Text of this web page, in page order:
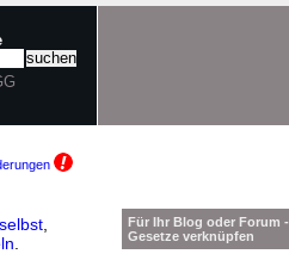
Für Ihr Blog oder Forum -
Gesetze verknüpfen